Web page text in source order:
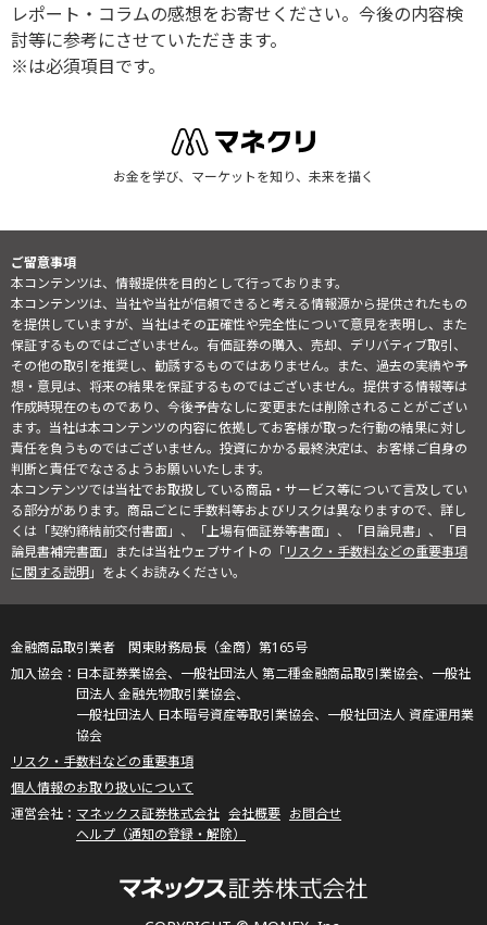
レポート・コラムの感想をお寄せください。今後の内容検
討等に参考にさせていただきます。
※は必須項目です。
お金を学び、マーケットを知り、未来を描く
ご留意事項
本コンテンツは、情報提供を目的として行っております。
本コンテンツは、当社や当社が信頼できると考える情報源から提供されたもの
を提供していますが、当社はその正確性や完全性について意見を表明し、また
保証するものではございません。有価証券の購入、売却、デリバティブ取引、
その他の取引を推奨し、勧誘するものではありません。また、過去の実績や予
想・意見は、将来の結果を保証するものではございません。提供する情報等は
作成時現在のものであり、今後予告なしに変更または削除されることがござい
ます。当社は本コンテンツの内容に依拠してお客様が取った行動の結果に対し
責任を負うものではございません。投資にかかる最終決定は、お客様ご自身の
判断と責任でなさるようお願いいたします。
本コンテンツでは当社でお取扱している商品・サービス等について言及してい
る部分があります。商品ごとに手数料等およびリスクは異なりますので、詳し
くは「契約締結前交付書面」、「上場有価証券等書面」、「目論見書」、「目
論見書補完書面」または当社ウェブサイトの「リスク・手数料などの重要事項
に関する説明」をよくお読みください。
金融商品取引業者 関東財務局長（金商）第165号
日本証券業協会、一般社団法人 第二種金融商品取引業協会、一般社
団法人 金融先物取引業協会、
一般社団法人 日本暗号資産等取引業協会、一般社団法人 資産運用業
協会
リスク・手数料などの重要事項
個人情報のお取り扱いについて
マネックス証券株式会社 会社概要 お問合せ
ヘルプ（通知の登録・解除）